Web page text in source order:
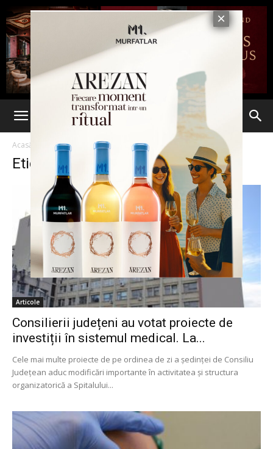
Acasă Etichete Spitale
Etichetă: spitale
Articole
Consilierii județeni au votat proiecte de
investiții în sistemul medical. La...
Cele mai multe proiecte de pe ordinea de zi a ședinței de Consiliu
Județean aduc modificări importante în activitatea și structura
organizatorică a Spitalului...